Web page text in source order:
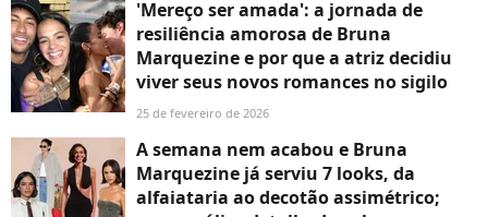
'Mereço ser amada': a jornada de
resiliência amorosa de Bruna
Marquezine e por que a atriz decidiu
viver seus novos romances no sigilo
25 de fevereiro de 2026
A semana nem acabou e Bruna
Marquezine já serviu 7 looks, da
alfaiataria ao decotão assimétrico;